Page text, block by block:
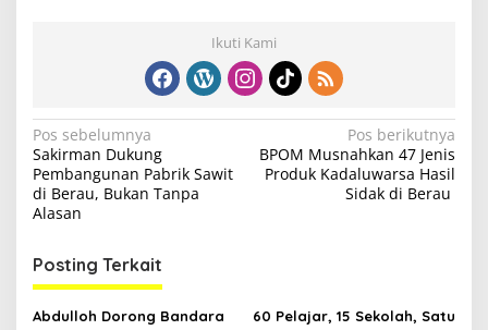
Ikuti Kami
N
a
v
g
a
Pos sebelumnya
Sakirman Dukung
Pembangunan Pabrik Sawit
di Berau, Bukan Tanpa
Alasan
Pos berikutnya
BPOM Musnahkan 47 Jenis
Produk Kadaluwarsa Hasil
Sidak di Berau
Posting Terkait
Abdulloh Dorong Bandara
60 Pelajar, 15 Sekolah, Satu